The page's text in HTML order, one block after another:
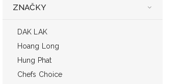
ZNAČKY
DAK LAK
Hoang Long
Hung Phat
Chefs Choice